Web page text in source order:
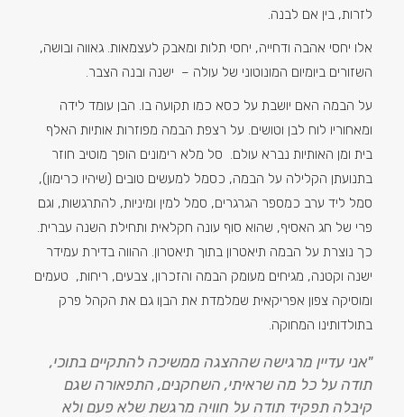
לזרות, בין אם לבנה.
אלו יחסי אהבה ודחייה, יחסי תלות ומאבק לעצמאות. גאווה ובושה,
השזורים ביומיום המונוטוני של עולה – ישנה ובנה הצבר.
על הבמה האם יושבת על כסא כמו תקועה בו. הבן עומד לידה
ומאחוריו לוח לבן וטושים. על רצפת הבמה מפוזרות אותיות האלף
בית ומן האותיות נברא עולם. סל מלא רימונים הופך מוטיב חוזר
בתנועתן הקלילה על הבמה, כסמל למעשים טובים (שיהיו כרימון),
סמל ליד ערב כמספר הגרגרים, סמל למין ומיניות, להתרגשות, וגם
פרי של חג האסיף, שהוא סוף עונה חקלאית ותחילת השנה עברית.
כך נוצרת על הבמה תיאטרון בתוך תיאטרון. ההווה בדירת עמידר
ישנה וקטנה, מגיחים מעומק הבמה והזכרון, צבעים, ריחות, טעמים
ומוסיקה צפון אפריקאית שמלמדת את הבןו גם את הקהל פרק
בתולדותינו המחוקה.
"אני עדיין מרגישה שההצגה ממשיכה להתקיים בתוכי,
תודה על כל מה שראיתי, השחקנים, התפאורה שגם
קיבלה תפקיד תודה על חוויה מרגשת שלא פעם ולא